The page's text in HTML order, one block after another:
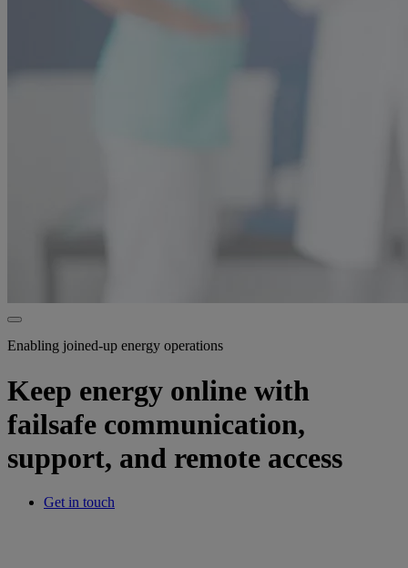
Enabling joined-up energy operations
Keep energy online with
failsafe communication,
support, and remote access
Get in touch